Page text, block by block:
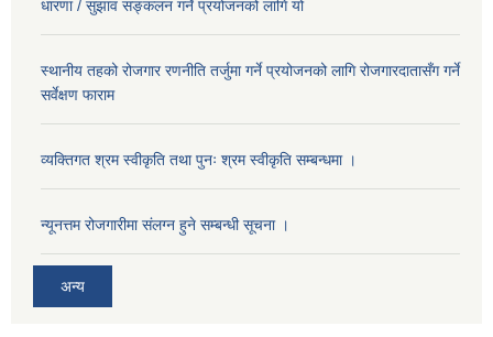
धारणा / सुझाव सङ्कलन गर्ने प्रयोजनको लागि यो
स्थानीय तहको रोजगार रणनीति तर्जुमा गर्ने प्रयोजनको लागि रोजगारदातासँग गर्ने
सर्वेक्षण फाराम
व्यक्तिगत श्रम स्वीकृति तथा पुनः श्रम स्वीकृति सम्बन्धमा ।
न्यूनत्तम रोजगारीमा संलग्न हुने सम्बन्धी सूचना ।
अन्य